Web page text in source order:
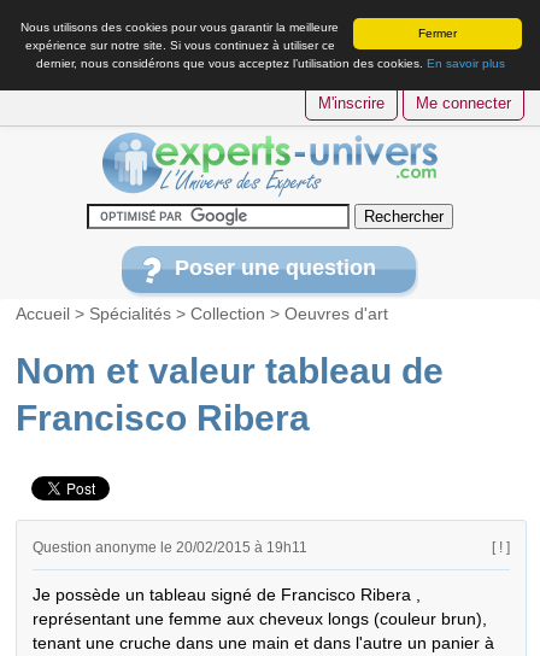
Fermer
Nous utilisons des cookies pour vous garantir la meilleure
expérience sur notre site. Si vous continuez à utiliser ce
dernier, nous considérons que vous acceptez l’utilisation des cookies. En savoir plus
M'inscrire Me connecter
Poser une question
Accueil > Spécialités >Collection >Oeuvres d'art
Nom et valeur tableau de
Francisco Ribera
Question anonyme le 20/02/2015 à 19h11 [ ! ]
Je possède un tableau signé de Francisco Ribera ,
représentant une femme aux cheveux longs (couleur brun),
tenant une cruche dans une main et dans l'autre un panier à